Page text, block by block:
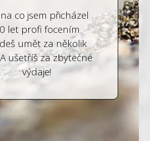
co jsem přicházel
let profi focením
umět za několik
ušetříš za zbytečné
výdaje!